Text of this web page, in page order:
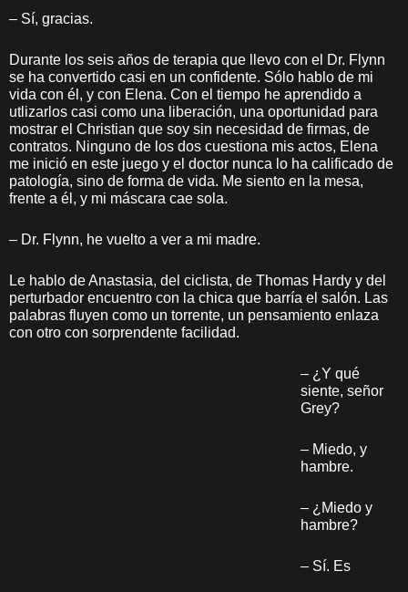
– Sí, gracias.
Durante los seis años de terapia que llevo con el Dr. Flynn
se ha convertido casi en un confidente. Sólo hablo de mi
vida con él, y con Elena. Con el tiempo he aprendido a
utlizarlos casi como una liberación, una oportunidad para
mostrar el Christian que soy sin necesidad de firmas, de
contratos. Ninguno de los dos cuestiona mis actos, Elena
me inició en este juego y el doctor nunca lo ha calificado de
patología, sino de forma de vida. Me siento en la mesa,
frente a él, y mi máscara cae sola.
– Dr. Flynn, he vuelto a ver a mi madre.
Le hablo de Anastasia, del ciclista, de Thomas Hardy y del
perturbador encuentro con la chica que barría el salón. Las
palabras fluyen como un torrente, un pensamiento enlaza
con otro con sorprendente facilidad.
– ¿Y qué
siente, señor
Grey?
– Miedo, y
hambre.
– ¿Miedo y
hambre?
– Sí. Es